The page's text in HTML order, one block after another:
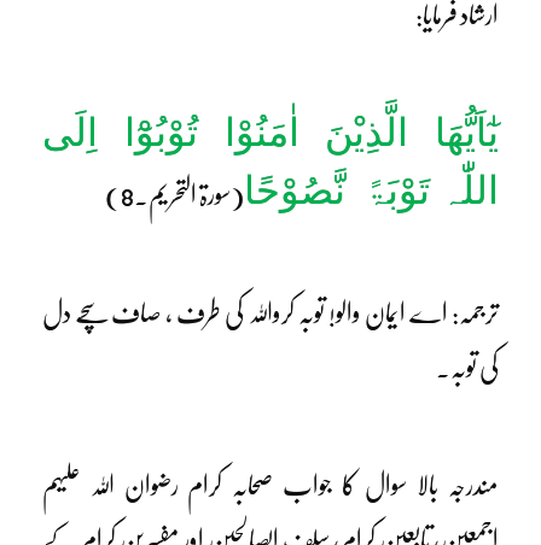
ارشاد فرمایا:
یٰٓاَیُّھَا الَّذِیْنَ اٰمَنُوْا تُوْبُوْٓا اِلَی
اللّٰہ تَوْبَۃً
نَّصُوْحًا (سورۃ التحریم۔8)
ترجمہ: اے ایمان والو! توبہ کرواللہ کی طرف ، صاف سچے دل
کی توبہ۔
مندرجہ بالا سوال کا جواب صحابہ کرام رضوان اللہ علیہم
اجمعین، تابعین کرام، سلف الصالحین اور مفسرین کرام کے